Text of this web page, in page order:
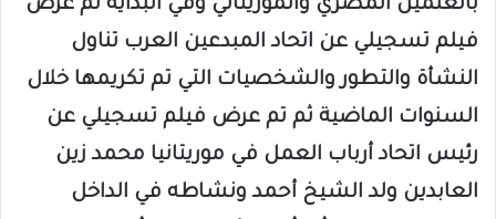
بالعلمين المصري والموريتاني وفي البداية تم عرض
فيلم تسجيلي عن اتحاد المبدعين العرب تناول
النشأة والتطور والشخصيات التي تم تكريمها خلال
السنوات الماضية ثم تم عرض فيلم تسجيلي عن
رئيس اتحاد أرباب العمل في موريتانيا محمد زين
العابدين ولد الشيخ أحمد ونشاطه في الداخل